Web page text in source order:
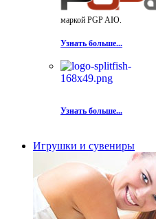
маркой PGP AIO.
Узнать больше...
Узнать больше...
Игрушки и сувениры